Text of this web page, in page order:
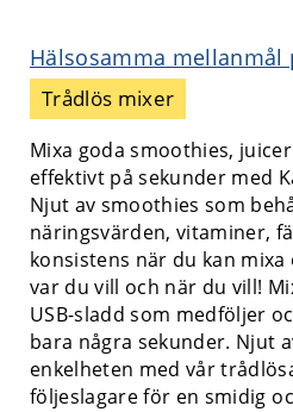
Hälsosamma mellanmål
Trådlös mixer
Mixa goda smoothies,
effektivt på sekunder med
Njut av smoothies som
näringsvärden, vitaminer,
konsistens när du kan mixa
var du vill och när du vill!
USB-sladd som medföljer
bara några sekunder. Njut
enkelheten med vår
följeslagare för en smidig